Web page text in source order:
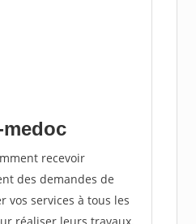
recevoir
des demandes de
vos services à tous les